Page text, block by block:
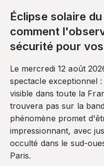
Éclipse solaire
comment
sécurité pour
Le mercredi 12 août
spectacle exceptionnel
visible dans toute la
trouvera pas sur la
phénomène promet
impressionnant, avec
occulté dans le sud-
Paris.